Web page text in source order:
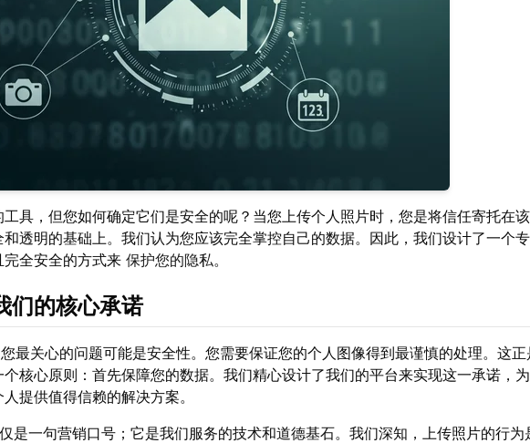
具，但您如何确定它们是安全的呢？当您上传个人照片时，您是将信任寄托在
和透明的基础上。我们认为您应该完全掌控自己的数据。因此，我们设计了一个
全安全的方式来 保护您的隐私。
们的核心承诺
最关心的问题可能是安全性。您需要保证您的个人图像得到最谨慎的处理。这
核心原则：首先保障您的数据。我们精心设计了我们的平台来实现这一承诺，
提供值得信赖的解决方案。
是一句营销口号；它是我们服务的技术和道德基石。我们深知，上传照片的行为